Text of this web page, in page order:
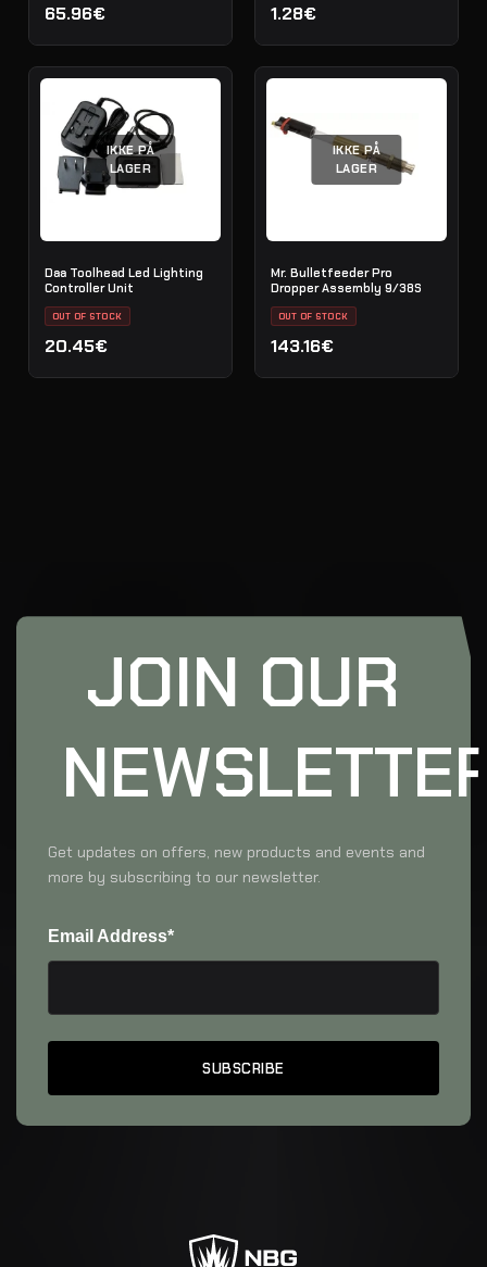
65.96€ 1.28€
IKKE PÅ
LAGER
Daa Toolhead Led Lighting
Controller Unit
OUT OF STOCK
20.45€
IKKE PÅ
LAGER
Mr. Bulletfeeder Pro
Dropper Assembly 9/38S
OUT OF STOCK
143.16€
JOIN OUR
Get updates on offers, new products and events and
more by subscribing to our newsletter.
Email Address*